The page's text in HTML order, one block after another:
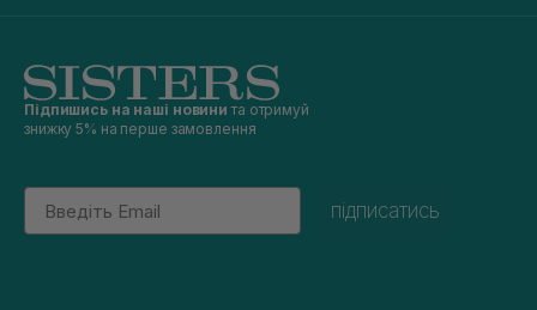
Підпишись на наші новини та отримуй
знижку 5% на перше замовлення
Email
підписатись